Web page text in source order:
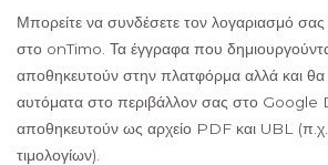
Μπορείτε να συνδέσετε τον λογαριασμό
στο onTimo. Τα έγγραφα που
αποθηκευτούν στην πλατφόρμα αλλά και
αυτόματα στο περιβάλλον σας στο
αποθηκευτούν ως αρχείο PDF και UBL
τιμολογίων).